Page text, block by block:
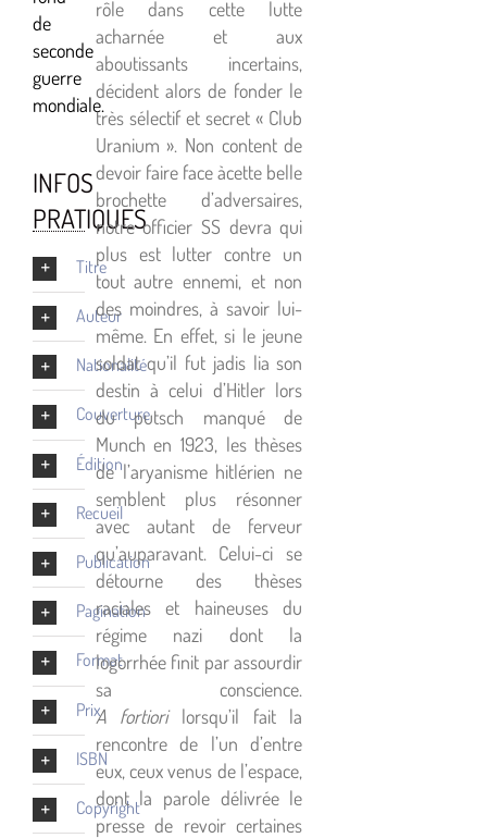
de
seconde
guerre
mondiale.
INFOS
PRATIQUES
Titre
Auteur
Nationalité
Couverture
Édition
Recueil
Publication
Pagination
Format
Prix
ISBN
Copyright
rôle dans cette lutte
acharnée et aux
aboutissants incertains,
décident alors de fonder le
très sélectif et secret « Club
Uranium ». Non content de
devoir faire face àcette belle
brochette d’adversaires,
notre officier SS devra qui
plus est lutter contre un
tout autre ennemi, et non
des moindres, à savoir lui-
même. En effet, si le jeune
soldat qu’il fut jadis lia son
destin à celui d’Hitler lors
du putsch manqué de
Munch en 1923, les thèses
de l’aryanisme hitlérien ne
semblent plus résonner
avec autant de ferveur
qu’auparavant. Celui-ci se
détourne des thèses
raciales et haineuses du
régime nazi dont la
logorrhée finit par assourdir
sa conscience.
A fortiori lorsqu’il fait la
rencontre de l’un d’entre
eux, ceux venus de l’espace,
dont la parole délivrée le
presse de revoir certaines